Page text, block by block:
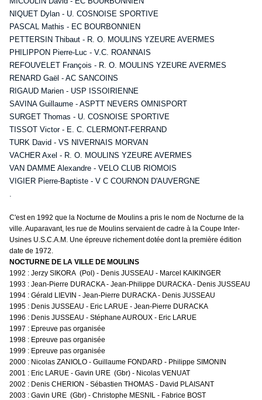
NIQUET Dylan - U. COSNOISE SPORTIVE
PASCAL Mathis - EC BOURBONNIEN
PETTERSIN Thibaut - R. O. MOULINS YZEURE AVERMES
PHILIPPON Pierre-Luc - V.C. ROANNAIS
REFOUVELET François - R. O. MOULINS YZEURE AVERMES
RENARD Gaël - AC SANCOINS
RIGAUD Marien - USP ISSOIRIENNE
SAVINA Guillaume - ASPTT NEVERS OMNISPORT
SURGET Thomas - U. COSNOISE SPORTIVE
TISSOT Victor - E. C. CLERMONT-FERRAND
TURK David - VS NIVERNAIS MORVAN
VACHER Axel - R. O. MOULINS YZEURE AVERMES
VAN DAMME Alexandre - VELO CLUB RIOMOIS
VIGIER Pierre-Baptiste - V C COURNON D'AUVERGNE
.
C'est en 1992 que la Nocturne de Moulins a pris le nom de Nocturne de la
ville. Auparavant, les rue de Moulins servaient de cadre à la Coupe Inter-
Usines U.S.C.A.M. Une épreuve richement dotée dont la première édition
date de 1972.
NOCTURNE DE LA VILLE DE MOULINS
1992 : Jerzy SIKORA (Pol) - Denis JUSSEAU - Marcel KAIKINGER
1993 : Jean-Pierre DURACKA - Jean-Philippe DURACKA - Denis JUSSEAU
1994 : Gérald LIEVIN - Jean-Pierre DURACKA - Denis JUSSEAU
1995 : Denis JUSSEAU - Eric LARUE - Jean-Pierre DURACKA
1996 : Denis JUSSEAU - Stéphane AUROUX - Eric LARUE
1997 : Epreuve pas organisée
1998 : Epreuve pas organisée
1999 : Epreuve pas organisée
2000 : Nicolas ZANIOLO - Guillaume FONDARD - Philippe SIMONIN
2001 : Eric LARUE - Gavin URE (Gbr) - Nicolas VENUAT
2002 : Denis CHERION - Sébastien THOMAS - David PLAISANT
2003 : Gavin URE (Gbr) - Christophe MESNIL - Fabrice BOST